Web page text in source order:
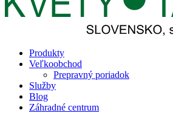
Produkty
Veľkoobchod
Prepravný poriadok
Služby
Blog
Záhradné centrum